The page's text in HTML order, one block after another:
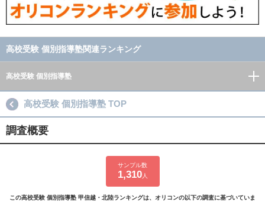
高校受験 個別指導塾関連ランキング
高校受験 個別指導塾
高校受験 個別指導塾 TOP
調査概要
サンプル数
1,310人
この高校受験 個別指導塾 甲信越・北陸ランキングは、オリコンの以下の調査に基づいていま